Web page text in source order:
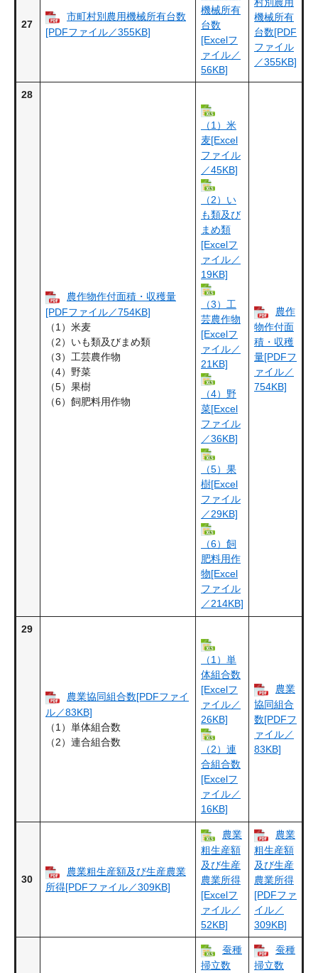
27
市町村別農用機械所有台数
[PDFファイル／355KB]
機械所有
台数
[Excelフ
ァイル／
56KB]
機械所有
台数[PDF
ファイル
／355KB]
28
農作物作付面積・収穫量
[PDFファイル／754KB]
（1）米麦
（2）いも類及びまめ類
（3）工芸農作物
（4）野菜
（5）果樹
（6）飼肥料用作物
（1）米
麦[Excel
ファイル
／45KB]
（2）い
も類及び
まめ類
[Excelフ
ァイル／
19KB]
（3）工
芸農作物
[Excelフ
ァイル／
21KB]
（4）野
菜[Excel
ファイル
／36KB]
（5）果
樹[Excel
ファイル
／29KB]
（6）飼
肥料用作
物[Excel
ファイル
／214KB]
農作
物作付面
積・収穫
量[PDFフ
ァイル／
754KB]
29
農業協同組合数[PDFファイ
ル／83KB]
（1）単体組合数
（2）連合組合数
（1）単
体組合数
[Excelフ
ァイル／
26KB]
（2）連
合組合数
[Excelフ
ァイル／
16KB]
農業
協同組合
数[PDFフ
ァイル／
83KB]
30
農業粗生産額及び生産農業
所得[PDFファイル／309KB]
農業
粗生産額
及び生産
農業所得
[Excelフ
ァイル／
52KB]
農業
粗生産額
及び生産
農業所得
[PDFファ
イル／
309KB]
蚕種
掃立数
蚕種
掃立数